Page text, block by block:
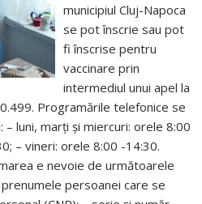
municipiul Cluj-Napoca
se pot înscrie sau pot
fi înscrise pentru
vaccinare prin
intermediul unui apel la
Programările telefonice se
luni, marți și miercuri: orele 8:00
– vineri: orele 8:00 -14:30.
e nevoie de următoarele
persoanei care se